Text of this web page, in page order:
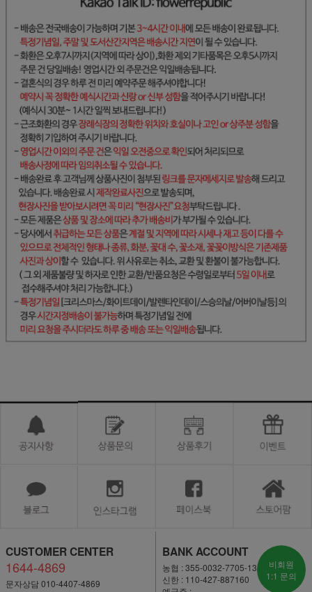
CUSTOMER CENTER
1644-4869
문자상담 010-4407-4869
BANK ACCOUNT
농협 : 355-0032-7705-13
신한 : 110-427-887160
비회원
1:1 문의